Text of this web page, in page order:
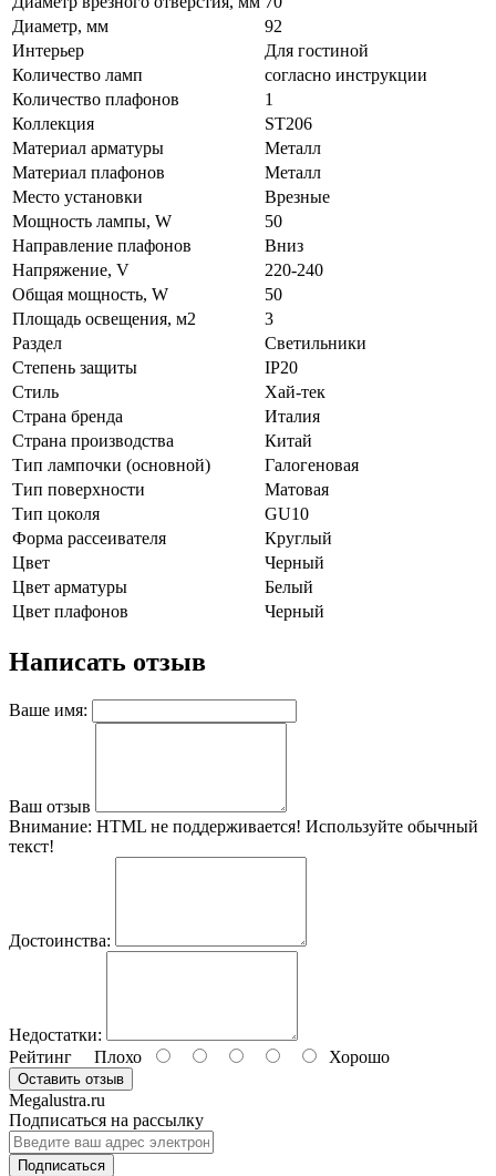
Диаметр, мм
92
Интерьер
Для гостиной
Количество ламп
согласно инструкции
Количество плафонов
1
Коллекция
ST206
Материал арматуры
Металл
Материал плафонов
Металл
Место установки
Врезные
Мощность лампы, W
50
Направление плафонов
Вниз
Напряжение, V
220-240
Общая мощность, W
50
Площадь освещения, м2
3
Раздел
Светильники
Степень защиты
IP20
Стиль
Хай-тек
Страна бренда
Италия
Страна производства
Китай
Тип лампочки (основной)
Галогеновая
Тип поверхности
Матовая
Тип цоколя
GU10
Форма рассеивателя
Круглый
Цвет
Черный
Цвет арматуры
Белый
Цвет плафонов
Черный
Написать отзыв
Ваше имя:
Ваш отзыв
Внимание: HTML не поддерживается! Используйте обычный
текст!
Достоинства:
Недостатки:
Рейтинг Плохо Хорошо
Оставить отзыв
Megalustra.ru
Подписаться на рассылку
Подписаться